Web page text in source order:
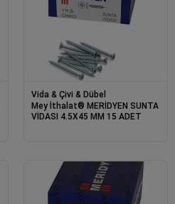
Vida & Çivi & Dübel
Mey İthalat® MERİDYEN SUNTA
VİDASI 4.5X45 MM 15 ADET